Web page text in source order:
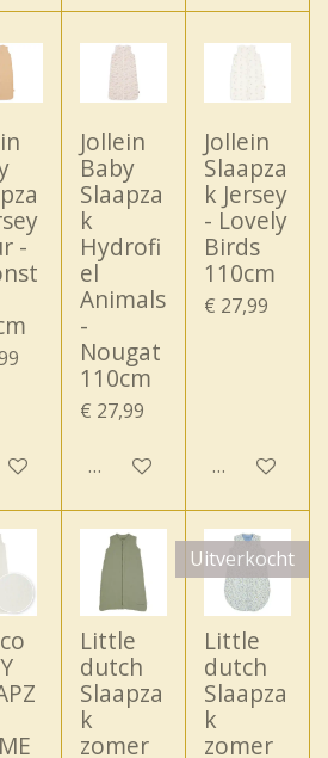
-
Jollein
Baby
Slaapza
k
Hydrofi
el
Animals
-
Nougat
110cm
€ 27,99
In winkelwagen
Jollein
Slaapza
k Jersey
- Lovely
Birds
110cm
€ 27,99
In
Little
dutch
Slaapza
k
zomer
Uitverkocht
Little
dutch
Slaapza
k
zomer